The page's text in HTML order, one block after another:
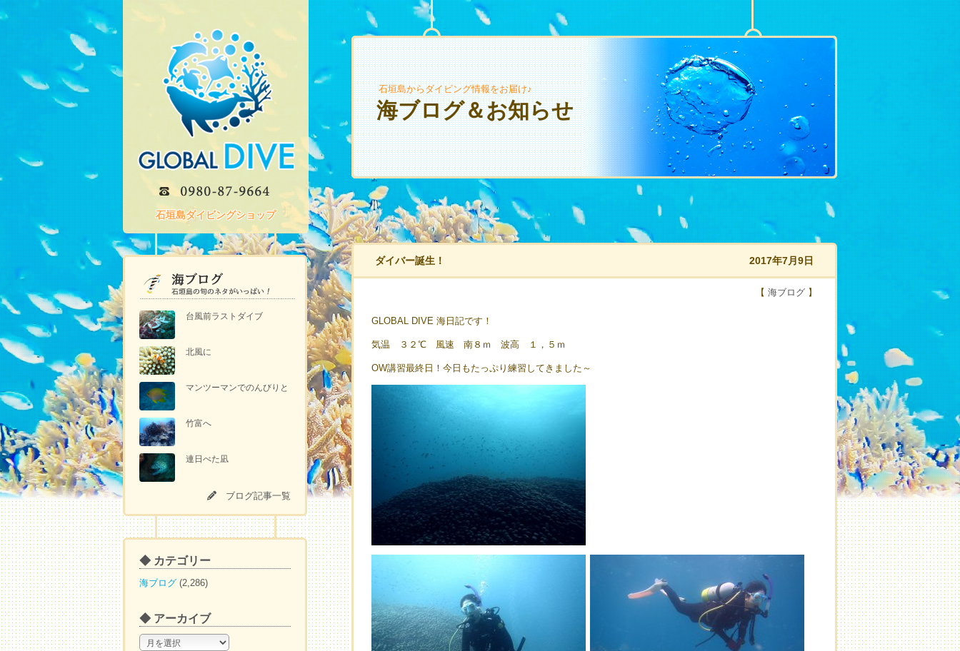
石垣島ダイビングショップ
台風前ラストダイブ
北風に
マンツーマンでのんびりと
竹富へ
連日べた凪
ブログ記事一覧
◆ カテゴリー
海ブログ (2,286)
◆ アーカイブ
◆
石垣島からダイビング情報をお届け♪
海ブログ＆お知らせ
ダイバー誕生！ 2017年7月9日
【 海ブログ 】
GLOBAL DIVE 海日記です！
気温 ３２℃ 風速 南８ｍ 波高 １，５ｍ
OW講習最終日！今日もたっぷり練習してきました～